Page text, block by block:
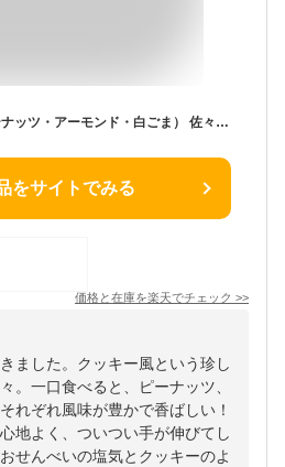
三色せんべい 15枚入（ピーナッツ・アーモンド・白ごま） 佐々木製菓 岩手 一関 平泉 名物 お土産 南部せんべい クッキー ギフト お菓子 詰め合わせ 個包装 ささき 煎餅 厚焼き せんべい 名物 手土産 プレゼント 焼き菓子 景品 人気 贈り物 来客用
をサイトでみる
価格と在庫を楽天でチェック >>
ました。クッキー風という珍し
。一口食べると、ピーナッツ、
れぞれ風味が豊かで香ばしい！
地よく、ついつい手が伸びてし
せんべいの塩気とクッキーのよ